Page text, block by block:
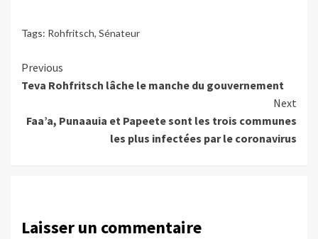
Tags: Rohfritsch, Sénateur
Continue
Reading
Previous
Teva Rohfritsch lâche le manche du gouvernement
Next
Faa’a, Punaauia et Papeete sont les trois communes
les plus infectées par le coronavirus
Laisser un commentaire